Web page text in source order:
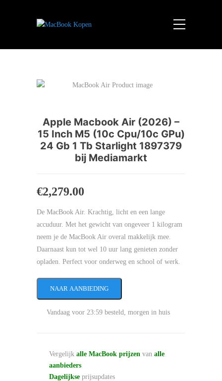
Apple Macbook Air (2026) –
15 Inch M5 (10c Cpu/10c GPu)
24 Gb 1 Tb Starlight 1897379
bij Mediamarkt
€2,279.00
De MacBook Air. Krachtig, licht en een lange
accuduur. Met het gewicht van ongeveer 1 kilogram
neem je de MacBook Air overal makkelijk mee.
Daarnaast kun tot wel 10 uur lang genieten zonder
opladen. Perfect voor onderweg en school of werk.
NAAR AANBIEDING
Vandaag voor 23:59 besteld, morgen in huis
Vergelijk alle MacBook prijzen van alle
aanbieders
Dagelijkse prijsupdates